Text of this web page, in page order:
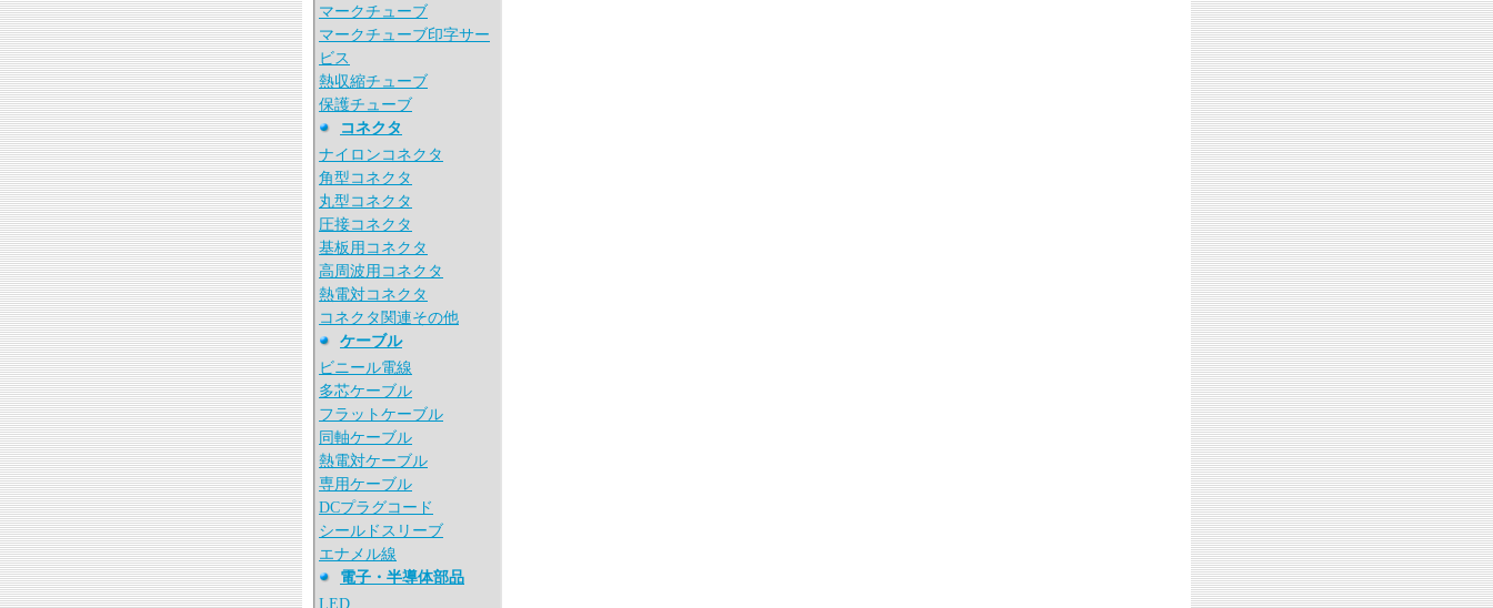
マークチューブ
マークチューブ印字サー
ビス
熱収縮チューブ
保護チューブ
コネクタ
ナイロンコネクタ
角型コネクタ
丸型コネクタ
圧接コネクタ
基板用コネクタ
高周波用コネクタ
熱電対コネクタ
コネクタ関連その他
ケーブル
ビニール電線
多芯ケーブル
フラットケーブル
同軸ケーブル
熱電対ケーブル
専用ケーブル
DCプラグコード
シールドスリーブ
エナメル線
電子・半導体部品
LED